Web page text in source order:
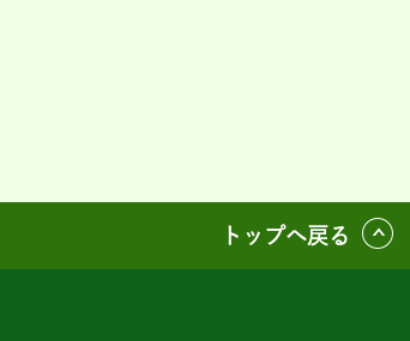
トップへ戻る